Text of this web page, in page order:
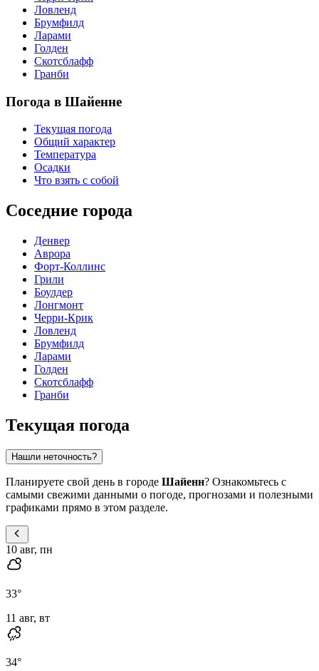
Ловленд
Брумфилд
Ларами
Голден
Скотсблафф
Гранби
Погода в Шайенне
Текущая погода
Общий характер
Температура
Осадки
Что взять с собой
Соседние города
Денвер
Аврора
Форт-Коллинс
Грили
Боулдер
Лонгмонт
Черри-Крик
Ловленд
Брумфилд
Ларами
Голден
Скотсблафф
Гранби
Текущая погода
Нашли неточность?
Планируете свой день в городе Шайенн? Ознакомьтесь с
самыми свежими данными о погоде, прогнозами и полезными
графиками прямо в этом разделе.
10 авг, пн
33°
11 авг, вт
34°